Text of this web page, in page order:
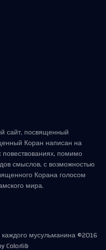
сайт, посвященный
Коран написан на
повествованиях, помимо
смыслов, с возможностью
Корана голосом
мира.
мусульманина ©2016
Colorlib